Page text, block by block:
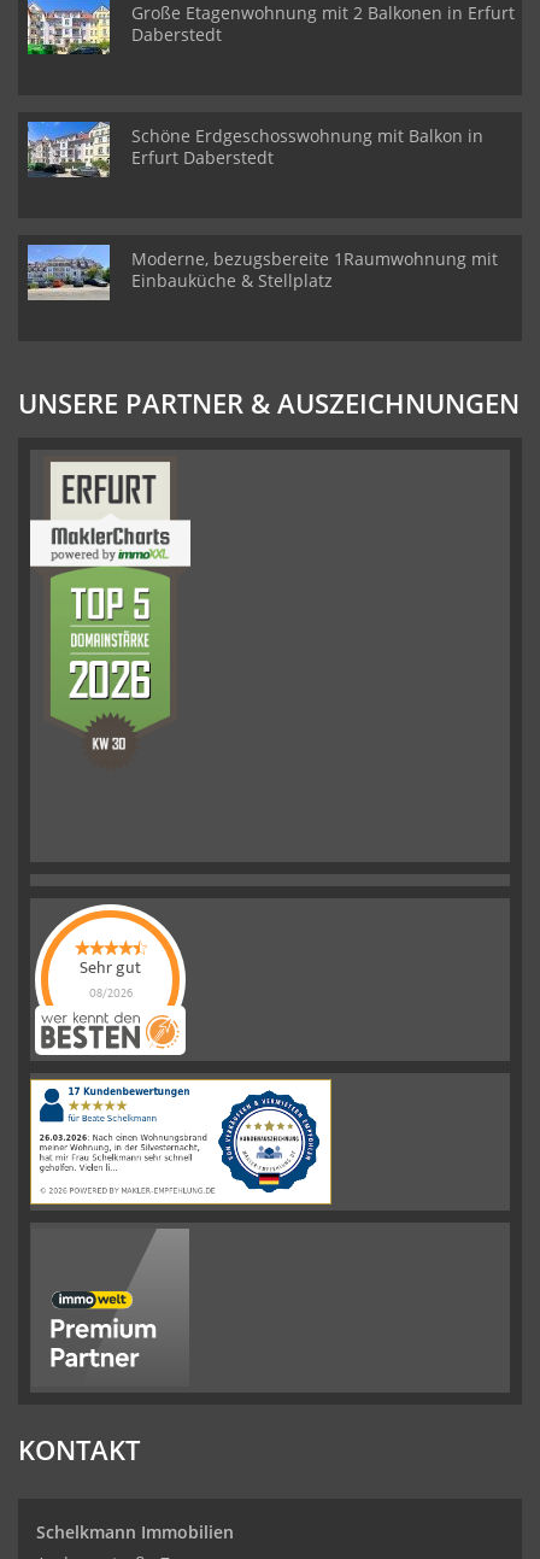
Große Etagenwohnung mit 2 Balkonen in Erfurt
Daberstedt
Schöne Erdgeschosswohnung mit Balkon in
Erfurt Daberstedt
Moderne, bezugsbereite 1Raumwohnung mit
Einbauküche & Stellplatz
UNSERE PARTNER & AUSZEICHNUNGEN
Sehr gut
08/2026
Schelkmann
Immobilienhat
|110Schelkmann
ImmobilienBewertungen
auf
werkenntdenBESTEN.de
KONTAKT
Schelkmann Immobilien